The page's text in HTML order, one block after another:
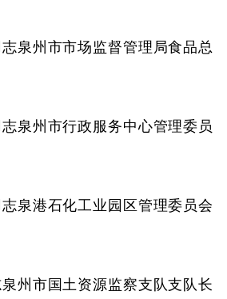
泉州市市场监督管理局食品总
泉州市行政服务中心管理委员
泉港石化工业园区管理委员会
州市国土资源监察支队支队长